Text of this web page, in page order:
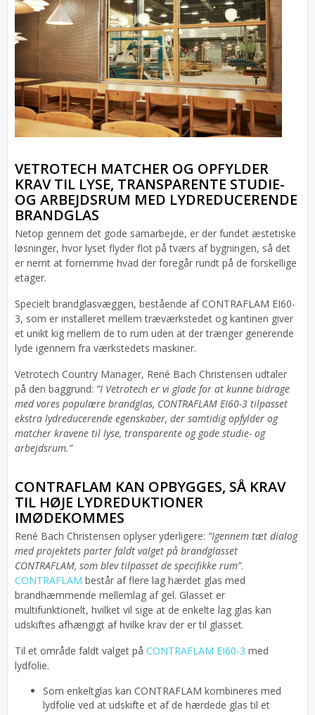
VETROTECH MATCHER OG OPFYLDER
KRAV TIL LYSE, TRANSPARENTE STUDIE-
OG ARBEJDSRUM MED LYDREDUCERENDE
BRANDGLAS
Netop gennem det gode samarbejde, er der fundet æstetiske
løsninger, hvor lyset flyder flot på tværs af bygningen, så det
er nemt at fornemme hvad der foregår rundt på de forskellige
etager.
Specielt brandglasvæggen, bestående af CONTRAFLAM EI60-
3, som er installeret mellem træværkstedet og kantinen giver
et unikt kig mellem de to rum uden at der trænger generende
lyde igennem fra værkstedets maskiner.
Vetrotech Country Manager, René Bach Christensen udtaler
på den baggrund: ”I Vetrotech er vi glade for at kunne bidrage
med vores populære brandglas, CONTRAFLAM EI60-3 tilpasset
ekstra lydreducerende egenskaber, der samtidig opfylder og
matcher kravene til lyse, transparente og gode studie- og
arbejdsrum.”
CONTRAFLAM KAN OPBYGGES, SÅ KRAV
TIL HØJE LYDREDUKTIONER
IMØDEKOMMES
René Bach Christensen oplyser yderligere: ”Igennem tæt dialog
med projektets parter faldt valget på brandglasset
CONTRAFLAM, som blev tilpasset de specifikke rum”.
CONTRAFLAM består af flere lag hærdet glas med
brandhæmmende mellemlag af gel. Glasset er
multifunktionelt, hvilket vil sige at de enkelte lag glas kan
udskiftes afhængigt af hvilke krav der er til glasset.
Til et område faldt valget på CONTRAFLAM EI60-3 med
lydfolie.
Som enkeltglas kan CONTRAFLAM kombineres med
lydfolie ved at udskifte et af de hærdede glas til et